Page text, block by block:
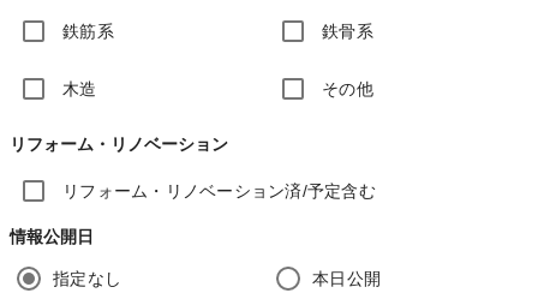
鉄筋系 鉄骨系
木造 その他
リフォーム・リノベーション
リフォーム・リノベーション済/予定含む
情報公開日
指定なし 本日公開